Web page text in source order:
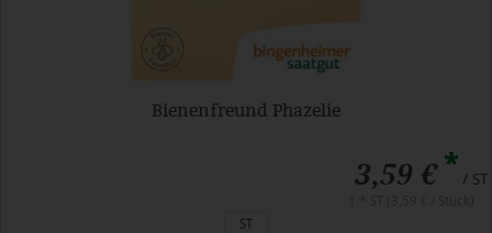
Bienenfreund Phazelie
3,59 €* / ST
ST